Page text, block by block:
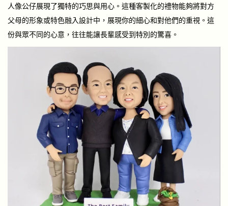
人像公仔展現了獨特的巧思與用心。這種客製化的禮物能夠將對方
父母的形象或特色融入設計中，展現你的細心和對他們的重視。這
份與眾不同的心意，往往能讓長輩感受到特別的驚喜。